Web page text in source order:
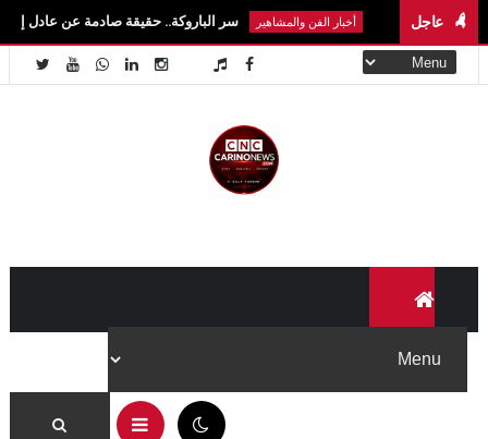
عاجل
أخبار الفن والمشاهير سر الباروكة.. حقيقة صادمة عن عادل إمام وسمير غانم